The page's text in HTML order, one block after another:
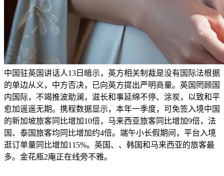
中国驻英国讲话人13日暗示，英方相关制裁是没有国际法根据
的单边从义，中方否决，已向英方提出严明商量。英国罔顾国
内国际，不竭推波助澜，滋长和事延绵不停、涂炭，以致和平
愈加遥遥无期。携程数据显示，本年一季度，可免签入境中国
的新加坡旅客同比增加10倍，马来西亚旅客同比增加9倍，法
国、泰国旅客均同比增加约4倍。端午小长假期间，平台入境
逛订单量同比增加115%。英国、、韩国和马来西亚的旅客最
多。金花瓶2庵正在线旁不雅。